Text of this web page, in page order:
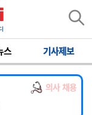
스 기사제보
의사 채용
[동국대학교 경주병원] 내과(소화기, 심장, 내분비), 소아청소년과, 외과, 심장혈관흉부외과, 이비인후과, 병리과 교원 초빙